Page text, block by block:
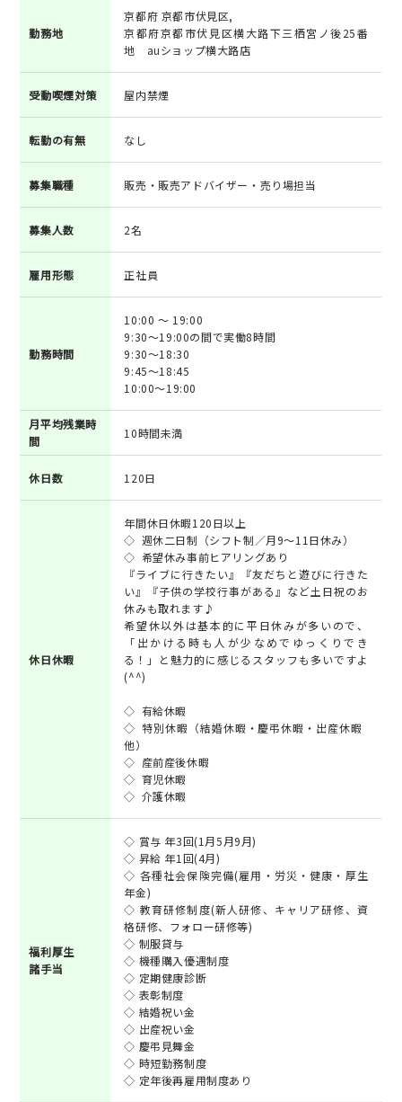
勤務地
京都府 京都市伏見区,
京都府京都市伏見区横大路下三栖宮ノ後25番
地 auショップ横大路店
受動喫煙対策 屋内禁煙
転勤の有無 なし
募集職種 販売・販売アドバイザー・売り場担当
募集人数 2名
雇用形態 正社員
勤務時間
10:00 ～ 19:00
9:30～19:00の間で実働8時間
9:30～18:30
9:45～18:45
10:00～19:00
月平均残業時
間
10時間未満
休日数 120日
休日休暇
年間休日休暇120日以上
◇ 週休二日制（シフト制／月9～11日休み）
◇ 希望休み事前ヒアリングあり
『ライブに行きたい』『友だちと遊びに行きた
い』『子供の学校行事がある』など土日祝のお
休みも取れます♪
希望休以外は基本的に平日休みが多いので、
「出かける時も人が少なめでゆっくりでき
る！」と魅力的に感じるスタッフも多いですよ
(^^)
◇ 有給休暇
◇ 特別休暇（結婚休暇・慶弔休暇・出産休暇
他）
◇ 産前産後休暇
◇ 育児休暇
◇ 介護休暇
福利厚生
諸手当
◇ 賞与 年3回(1月5月9月)
◇ 昇給 年1回(4月)
◇ 各種社会保険完備(雇用・労災・健康・厚生
年金)
◇ 教育研修制度(新人研修、キャリア研修、資
格研修、フォロー研修等)
◇ 制服貸与
◇ 機種購入優遇制度
◇ 定期健康診断
◇ 表彰制度
◇ 結婚祝い金
◇ 出産祝い金
◇ 慶弔見舞金
◇ 時短勤務制度
◇ 定年後再雇用制度あり